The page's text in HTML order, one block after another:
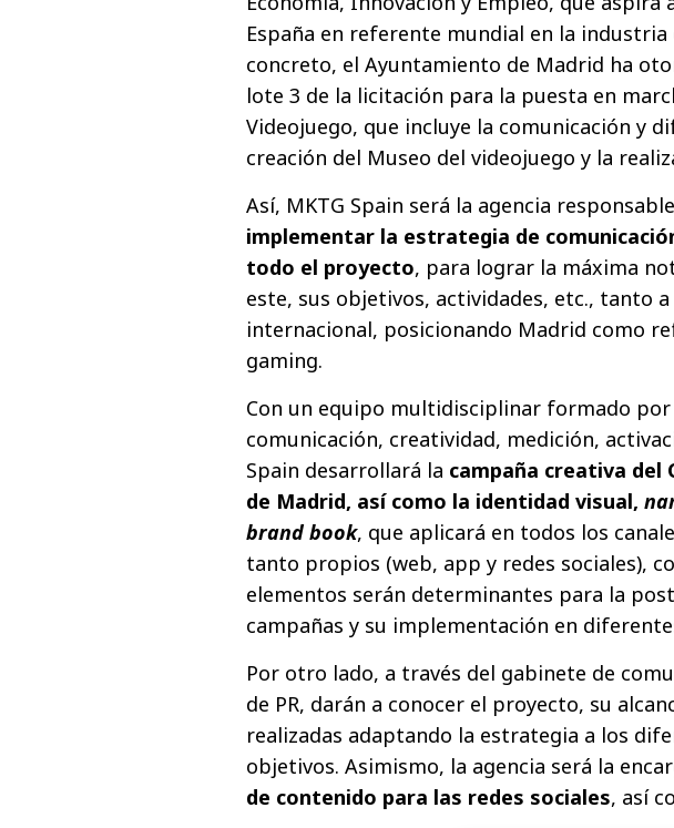
España en referente mundial en la industria
concreto, el Ayuntamiento de Madrid ha
lote 3 de la licitación para la puesta en
Videojuego, que incluye la comunicación y
creación del Museo del videojuego y la
Así, MKTG Spain será la agencia
implementar la estrategia de
todo el proyecto, para lograr la máxima
este, sus objetivos, actividades, etc., tanto
internacional, posicionando Madrid como
gaming.
Con un equipo multidisciplinar formado
comunicación, creatividad, medición,
Spain desarrollará la campaña creativa del
de Madrid, así como la identidad visual,
brand book, que aplicará en todos los
tanto propios (web, app y redes sociales),
elementos serán determinantes para la
campañas y su implementación en
Por otro lado, a través del gabinete de
de PR, darán a conocer el proyecto, su
realizadas adaptando la estrategia a los
objetivos. Asimismo, la agencia será la
de contenido para las redes sociales, así